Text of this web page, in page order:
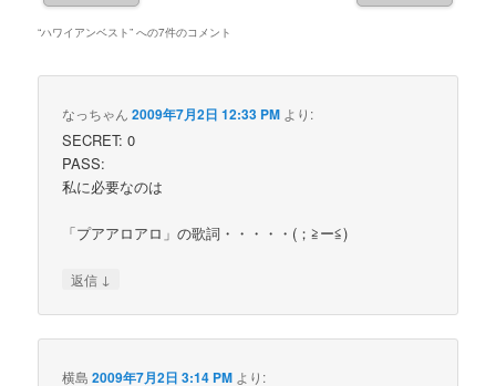
“ハワイアンベスト” への7件のコメント
なっちゃん 2009年7月2日 12:33 PM より:
SECRET: 0
PASS:
私に必要なのは
「プアアロアロ」の歌詞・・・・・(；≧ー≦)
返信 ↓
横島 2009年7月2日 3:14 PM より: